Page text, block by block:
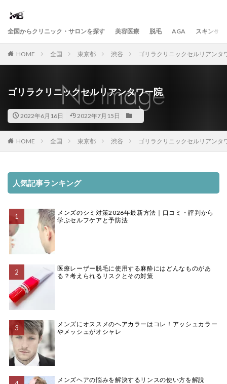
全国からクリニック・サロンを探す 美容医療 脱毛 AGA スキンケア
HOME 全国 東京都 渋谷 ゴリラクリニックセルリアンタ
ゴリラクリニックセルリアンタワー院
2022年6月16日 2022年7月15日
HOME 全国 東京都 渋谷 ゴリラクリニックセルリアンタ
人気記事ランキング
メンズのシミ対策2026年最新方法｜口コミ・評判から
学ぶセルフケアと予防法
医療レーザー脱毛に使用する麻酔にはどんなものがあ
る？考えられるリスクとその対策
メンズにオススメのヘアカラーはコレ！アッシュカラー
やメッシュがオシャレ
メンズヘアの悩みを解決するリンスの使い方を解説